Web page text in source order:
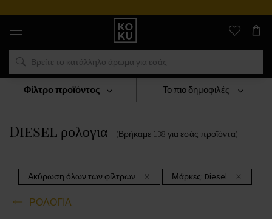
Αυθεντικά
αρώματα
και
ρολόγια
σε
μέρος
ΡΟΛΟΓΙΑ
Diesel Ρολογια
Diesel ρολογια (Βρήκαμε 138 για εσάς προϊόντα)
Το πιο δημοφιλές
Ακύρωση όλων των φίλτρων Μάρκες: Diesel
ΡΟΛΟΓΙΑ
Φίλτρο προϊόντος